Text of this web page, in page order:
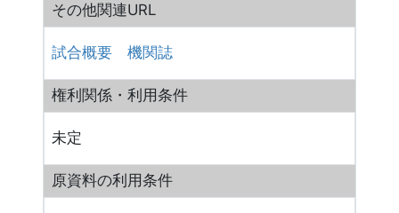
その他関連URL
試合概要 機関誌
権利関係・利用条件
未定
原資料の利用条件